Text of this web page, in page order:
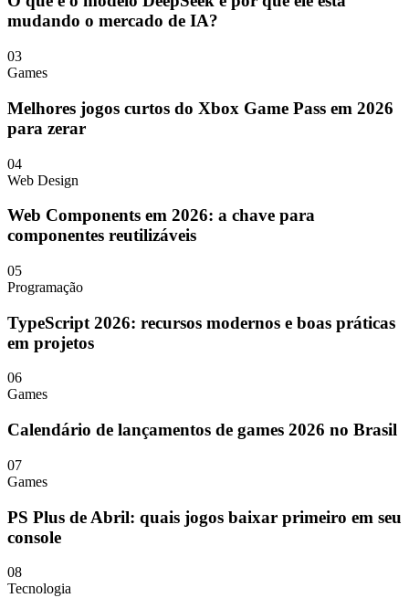
mudando o mercado de IA?
03
Games
Melhores jogos curtos do Xbox Game Pass em 2026
para zerar
04
Web Design
Web Components em 2026: a chave para
componentes reutilizáveis
05
Programação
TypeScript 2026: recursos modernos e boas práticas
em projetos
06
Games
Calendário de lançamentos de games 2026 no Brasil
07
Games
PS Plus de Abril: quais jogos baixar primeiro em seu
console
08
Tecnologia